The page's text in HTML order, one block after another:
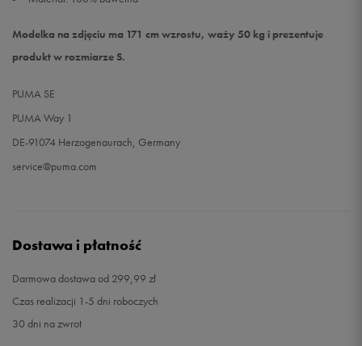
Modelka na zdjęciu ma 171 cm wzrostu, waży 50 kg i prezentuje
produkt w rozmiarze S.
PUMA SE
PUMA Way 1
DE-91074 Herzogenaurach, Germany
service@puma.com
Dostawa i płatność
Darmowa dostawa od 299,99 zł
Czas realizacji 1-5 dni roboczych
30 dni na zwrot